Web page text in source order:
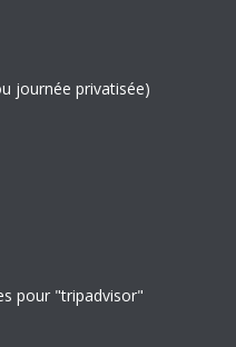
journée privatisée)